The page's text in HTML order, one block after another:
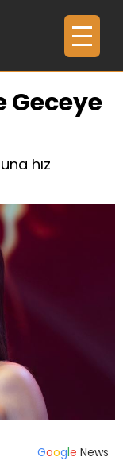
Geceye
hız
Google News